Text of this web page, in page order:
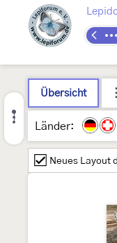
Übersicht
Länder:
Neues Layout